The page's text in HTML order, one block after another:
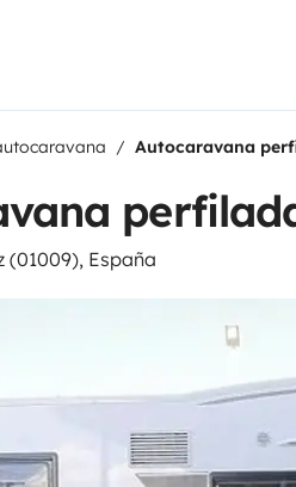
Autocaravana
(01009), España